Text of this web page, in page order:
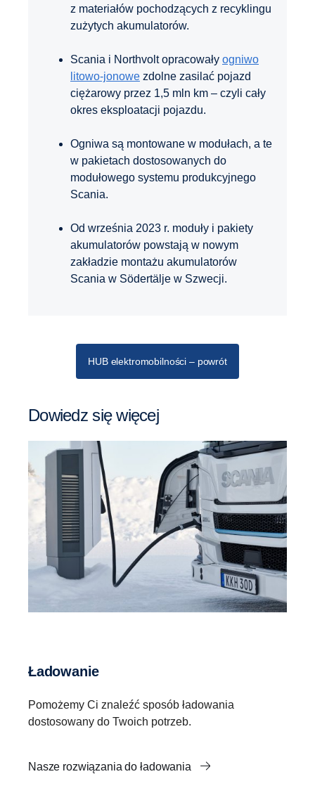
z materiałów pochodzących z recyklingu
zużytych akumulatorów.
Scania i Northvolt opracowały ogniwo
litowo-jonowe zdolne zasilać pojazd
ciężarowy przez 1,5 mln km – czyli cały
okres eksploatacji pojazdu.
Ogniwa są montowane w modułach, a te
w pakietach dostosowanych do
modułowego systemu produkcyjnego
Scania.
Od września 2023 r. moduły i pakiety
akumulatorów powstają w nowym
zakładzie montażu akumulatorów
Scania w Södertälje w Szwecji.
HUB elektromobilności – powrót
Dowiedz się więcej
Ładowanie
Pomożemy Ci znaleźć sposób ładowania
dostosowany do Twoich potrzeb.
Nasze rozwiązania do ładowania